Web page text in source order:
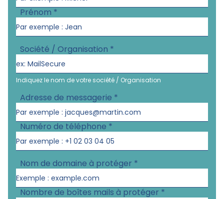
Prénom *
Société / Organisation *
Indiquez le nom de votre société / Organisation
Adresse de messagerie *
Numéro de téléphone *
Nom de domaine à protéger *
Nombre de boîtes mails à protéger *